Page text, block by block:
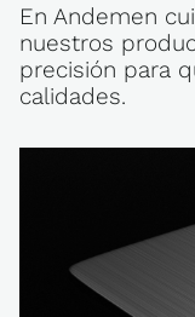
En Andemen
nuestros
precisión para
calidades.